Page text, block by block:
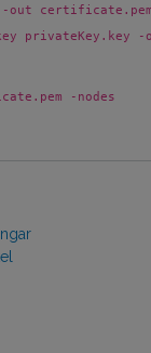
out
-nodes